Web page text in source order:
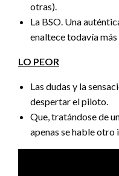
otras).
La BSO. Una
enaltece todavía
LO PEOR
Las dudas y la
despertar el piloto.
Que, tratándose de
apenas se hable otro